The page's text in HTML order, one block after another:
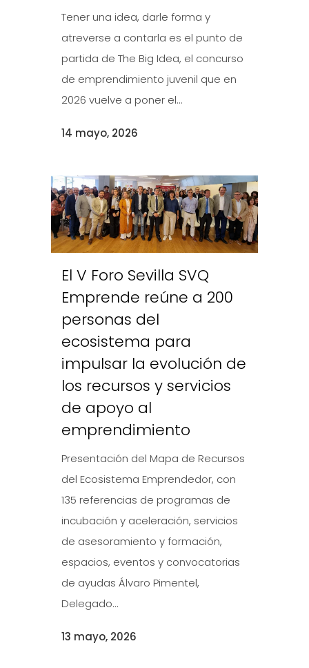
Tener una idea, darle forma y
atreverse a contarla es el punto de
partida de The Big Idea, el concurso
de emprendimiento juvenil que en
2026 vuelve a poner el...
14 mayo, 2026
El V Foro Sevilla SVQ
Emprende reúne a 200
personas del
ecosistema para
impulsar la evolución de
los recursos y servicios
de apoyo al
emprendimiento
Presentación del Mapa de Recursos
del Ecosistema Emprendedor, con
135 referencias de programas de
incubación y aceleración, servicios
de asesoramiento y formación,
espacios, eventos y convocatorias
de ayudas Álvaro Pimentel,
Delegado...
13 mayo, 2026